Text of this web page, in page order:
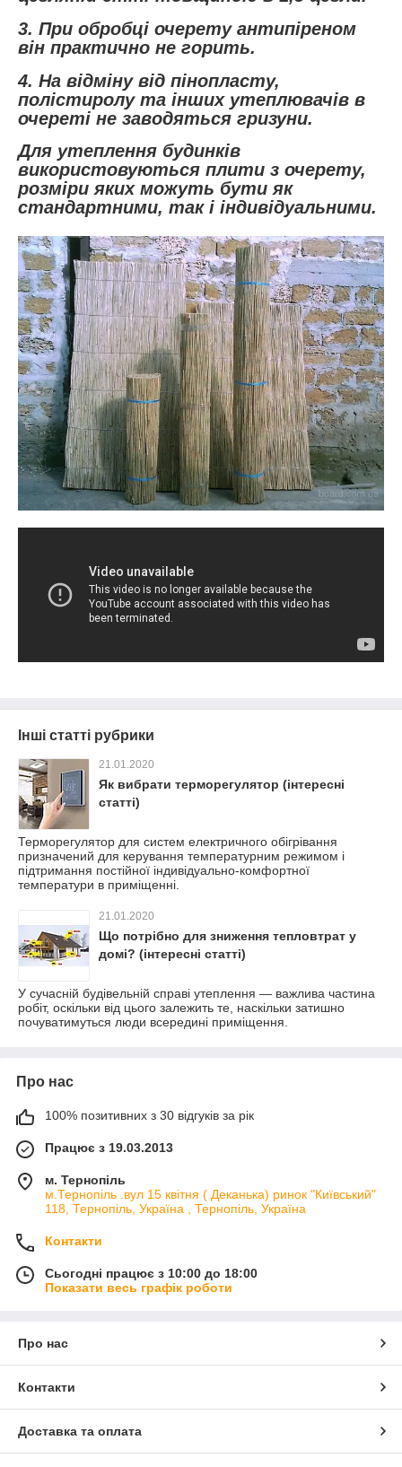
3. При обробці очерету антипіреном
він практично не горить.
4. На відміну від пінопласту,
полістиролу та інших утеплювачів в
очереті не заводяться гризуни.
Для утеплення будинків
використовуються плити з очерету,
розміри яких можуть бути як
стандартними, так і індивідуальними.
Інші статті рубрики
21.01.2020
Як вибрати терморегулятор (інтересні
статті)
Терморегулятор для систем електричного обігрівання
призначений для керування температурним режимом і
підтримання постійної індивідуально-комфортної
температури в приміщенні.
21.01.2020
Що потрібно для зниження тепловтрат у
домі? (інтересні статті)
У сучасній будівельній справі утеплення — важлива частина
робіт, оскільки від цього залежить те, наскільки затишно
почуватимуться люди всередині приміщення.
Про нас
100% позитивних з 30 відгуків за рік
Працює з 19.03.2013
м. Тернопіль
м.Тернопіль .вул 15 квітня ( Деканька) ринок "Київський"
118, Тернопіль, Україна , Тернопіль, Україна
Контакти
Сьогодні працює з 10:00 до 18:00
Показати весь графік роботи
Про нас
Контакти
Доставка та оплата